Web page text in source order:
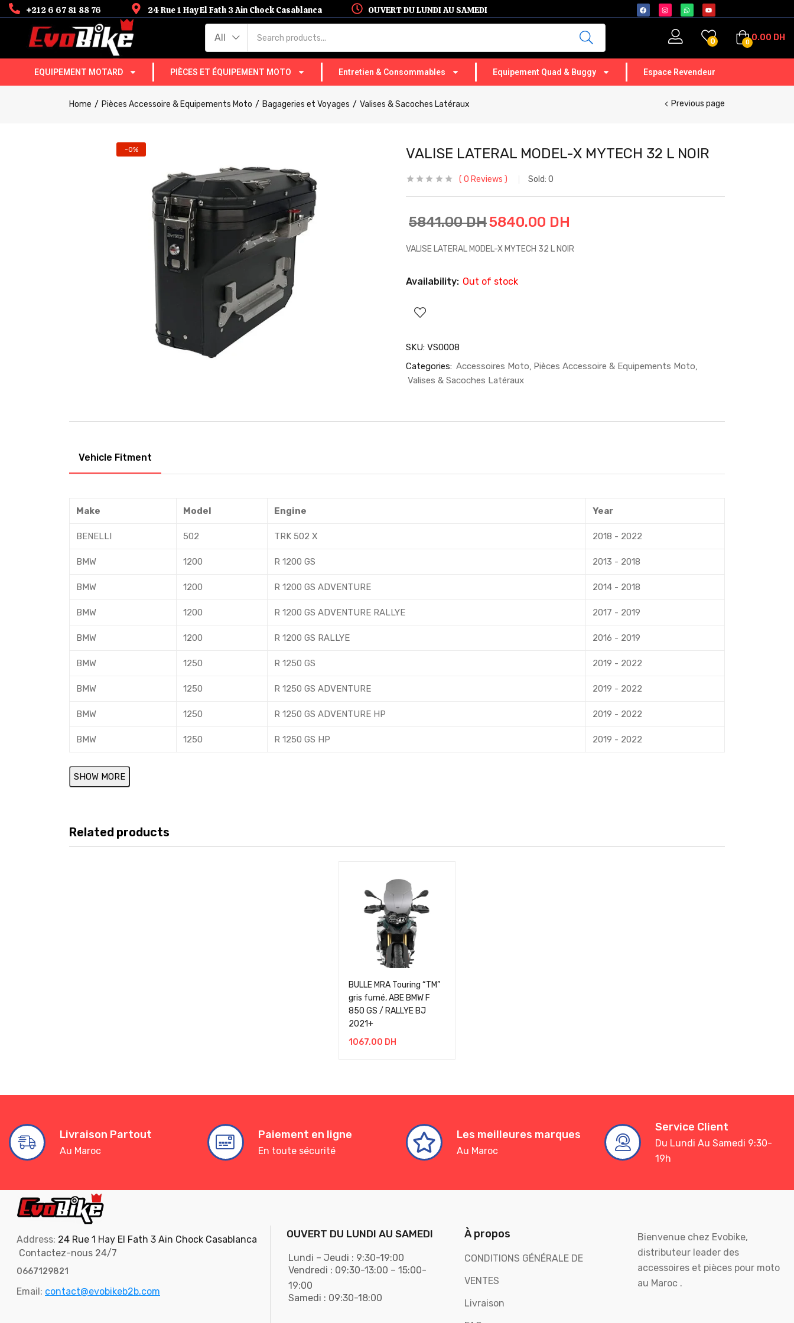
+212 6 67 81 88 76 24 Rue 1 Hay El Fath 3 Ain Chock Casablanca OUVERT DU LUNDI AU SAMEDI
All 0 0 0.00 DH
EQUIPEMENT MOTARD PIÈCES ET ÉQUIPEMENT MOTO Entretien & Consommables Equipement Quad & Buggy Espace Revendeur
Home Pièces Accessoire & Equipements Moto Bagageries et Voyages Valises & Sacoches Latéraux Previous page
-0% VALISE LATERAL MODEL-X MYTECH 32 L NOIR
0 Reviews Sold: 0
5841.00DH5840.00 DH
VALISE LATERAL MODEL-X MYTECH 32 L NOIR
Availability: Out of stock
SKU: VS0008
Categories: Accessoires Moto Pièces Accessoire & Equipements Moto
Valises & Sacoches Latéraux
Vehicle Fitment
Make Model Engine Year
BENELLI 502 TRK 502 X 2018 - 2022
BMW 1200 R 1200 GS 2013 - 2018
BMW 1200 R 1200 GS ADVENTURE 2014 - 2018
BMW 1200 R 1200 GS ADVENTURE RALLYE 2017 - 2019
BMW 1200 R 1200 GS RALLYE 2016 - 2019
BMW 1250 R 1250 GS 2019 - 2022
BMW 1250 R 1250 GS ADVENTURE 2019 - 2022
BMW 1250 R 1250 GS ADVENTURE HP 2019 - 2022
BMW 1250 R 1250 GS HP 2019 - 2022
Related products
BULLE MRA Touring “TM”
gris fumé, ABE BMW F
850 GS / RALLYE BJ
2021+
1067.00 DH
Livraison Partout
Au Maroc
Paiement en ligne
En toute sécurité
Les meilleures marques
Au Maroc
Service Client
Du Lundi Au Samedi 9:30-
19h
Address: 24 Rue 1 Hay El Fath 3 Ain Chock Casablanca
Contactez-nous 24/7
0667129821
Email: contact@evobikeb2b.com
OUVERT DU LUNDI AU SAMEDI
Lundi – Jeudi : 9:30-19:00
Vendredi : 09:30-13:00 – 15:00-
19:00
Samedi : 09:30-18:00
À propos
CONDITIONS GÉNÉRALE DE
VENTES
Livraison
Bienvenue chez Evobike,
distributeur leader des
accessoires et pièces pour moto
au Maroc .